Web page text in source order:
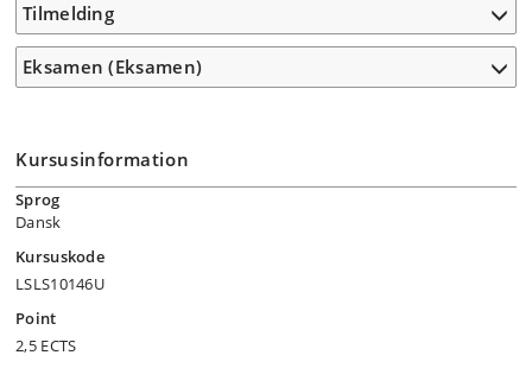
Tilmelding
Eksamen (Eksamen)
Kursusinformation
Sprog
Dansk
Kursuskode
LSLS10146U
Point
2,5 ECTS